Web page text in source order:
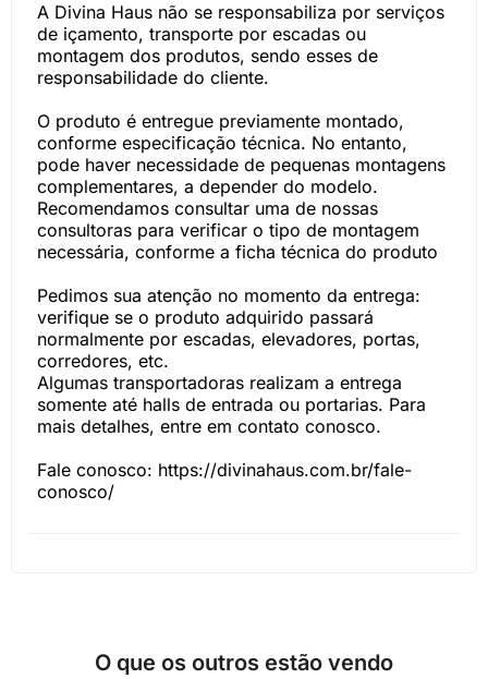
A Divina Haus não se responsabiliza por serviços
de içamento, transporte por escadas ou
montagem dos produtos, sendo esses de
responsabilidade do cliente.
O produto é entregue previamente montado,
conforme especificação técnica. No entanto,
pode haver necessidade de pequenas montagens
complementares, a depender do modelo.
Recomendamos consultar uma de nossas
consultoras para verificar o tipo de montagem
necessária, conforme a ficha técnica do produto
Pedimos sua atenção no momento da entrega:
verifique se o produto adquirido passará
normalmente por escadas, elevadores, portas,
corredores, etc.
Algumas transportadoras realizam a entrega
somente até halls de entrada ou portarias. Para
mais detalhes, entre em contato conosco.
Fale conosco: https://divinahaus.com.br/fale-
conosco/
O que os outros estão vendo